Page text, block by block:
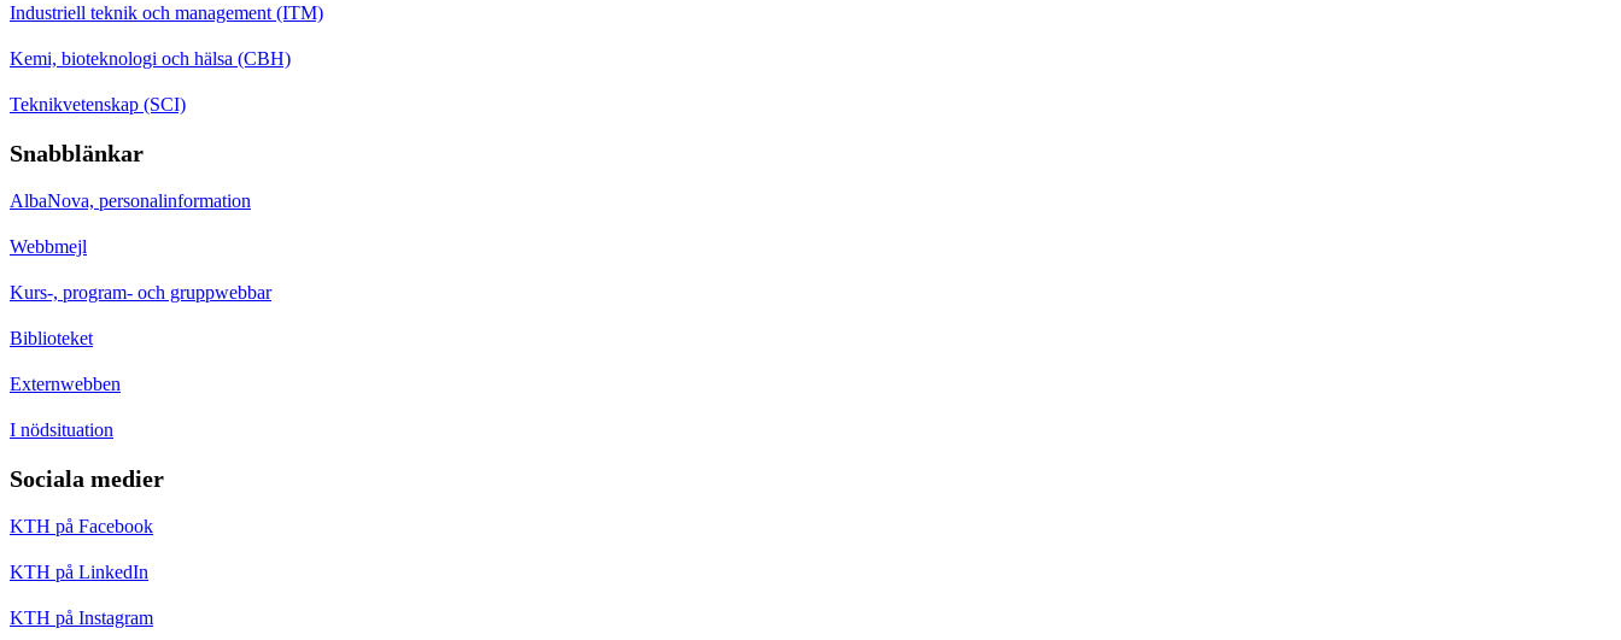
Industriell teknik och management (ITM)
Kemi, bioteknologi och hälsa (CBH)
Teknikvetenskap (SCI)
Snabblänkar
AlbaNova, personalinformation
Webbmejl
Kurs-, program- och gruppwebbar
Biblioteket
Externwebben
I nödsituation
Sociala medier
KTH på Facebook
KTH på LinkedIn
KTH på Instagram